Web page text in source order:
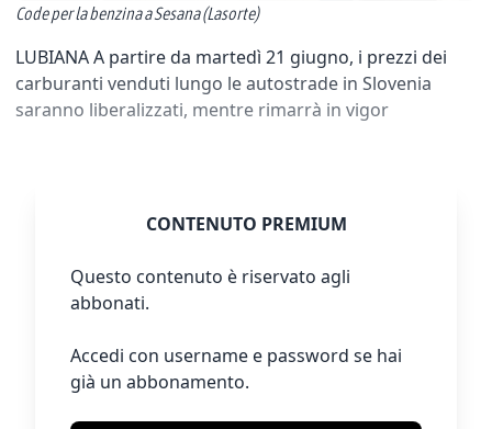
Code per la benzina a Sesana (Lasorte)
LUBIANA A partire da martedì 21 giugno, i prezzi dei
carburanti venduti lungo le autostrade in Slovenia
saranno liberalizzati, mentre rimarrà in vigor
CONTENUTO PREMIUM
Questo contenuto è riservato agli
abbonati.
Accedi con username e password se hai
già un abbonamento.